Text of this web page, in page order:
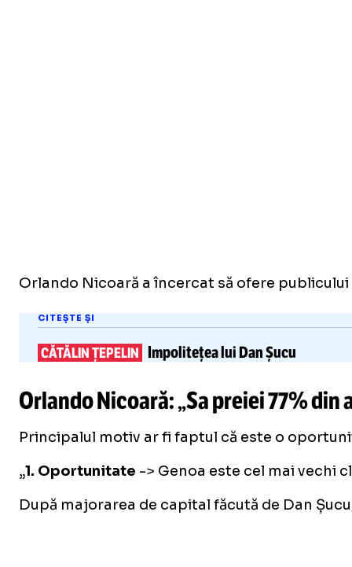
Orlando Nicoară a încercat să ofere
CITEȘTE ȘI
CĂTĂLIN ȚEPELIN Impolitețe​alui Dan Șucu
Orlando Nicoară: „Sa preiei 77%
Principalul motiv ar fi faptul că este o
„1. Oportunitate -> Genoa este cel mai vechi
După majorarea de capital făcută de Dan